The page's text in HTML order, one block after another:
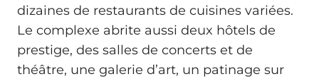
dizaines de restaurants de cuisines variées.
Le complexe abrite aussi deux hôtels de
prestige, des salles de concerts et de
théâtre, une galerie d’art, un patinage sur